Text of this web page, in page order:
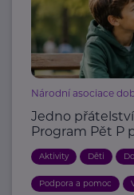
Národní asociace
Jedno
Program Pět P
Aktivity Děti
Podpora a pomoc